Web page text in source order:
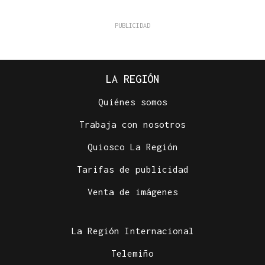
LA REGIÓN
Quiénes somos
Trabaja con nosotros
Quiosco La Región
Tarifas de publicidad
Venta de imágenes
La Región Internacional
Telemiño